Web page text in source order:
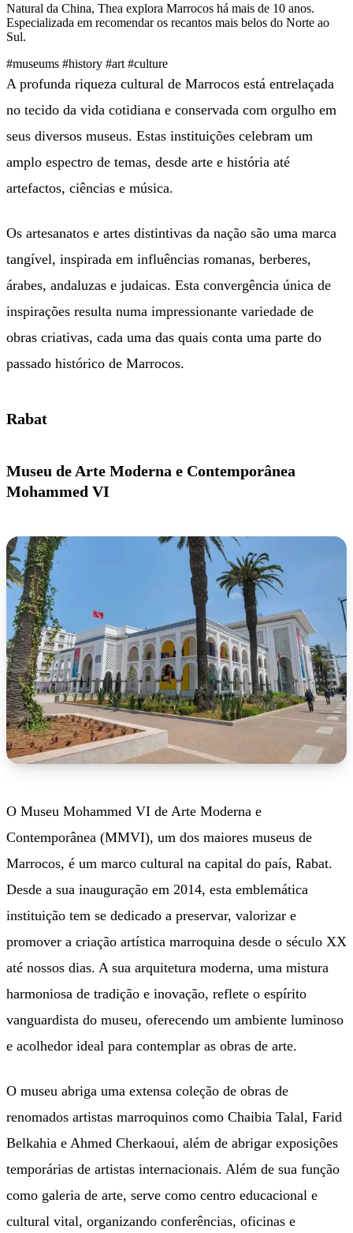
Natural da China, Thea explora Marrocos há mais de 10 anos.
Especializada em recomendar os recantos mais belos do Norte ao
Sul.
#museums #history #art #culture
A profunda riqueza cultural de Marrocos está entrelaçada
no tecido da vida cotidiana e conservada com orgulho em
seus diversos museus. Estas instituições celebram um
amplo espectro de temas, desde arte e história até
artefactos, ciências e música.
Os artesanatos e artes distintivas da nação são uma marca
tangível, inspirada em influências romanas, berberes,
árabes, andaluzas e judaicas. Esta convergência única de
inspirações resulta numa impressionante variedade de
obras criativas, cada uma das quais conta uma parte do
passado histórico de Marrocos.
Rabat
Museu de Arte Moderna e Contemporânea
Mohammed VI
O Museu Mohammed VI de Arte Moderna e
Contemporânea (MMVI), um dos maiores museus de
Marrocos, é um marco cultural na capital do país, Rabat.
Desde a sua inauguração em 2014, esta emblemática
instituição tem se dedicado a preservar, valorizar e
promover a criação artística marroquina desde o século XX
até nossos dias. A sua arquitetura moderna, uma mistura
harmoniosa de tradição e inovação, reflete o espírito
vanguardista do museu, oferecendo um ambiente luminoso
e acolhedor ideal para contemplar as obras de arte.
O museu abriga uma extensa coleção de obras de
renomados artistas marroquinos como Chaibia Talal, Farid
Belkahia e Ahmed Cherkaoui, além de abrigar exposições
temporárias de artistas internacionais. Além de sua função
como galeria de arte, serve como centro educacional e
cultural vital, organizando conferências, oficinas e